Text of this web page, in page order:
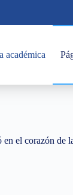
académica
el corazón de